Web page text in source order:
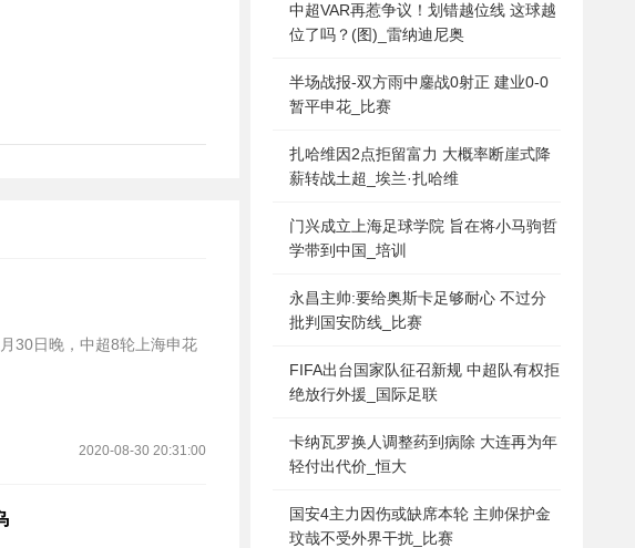
30日晚，中超8轮上海申花
2020-08-30 20:31:00
中超VAR再惹争议！划错越位线 这球越
位了吗？(图)_雷纳迪尼奥
半场战报-双方雨中鏖战0射正 建业0-0
暂平申花_比赛
扎哈维因2点拒留富力 大概率断崖式降
薪转战土超_埃兰·扎哈维
门兴成立上海足球学院 旨在将小马驹哲
学带到中国_培训
永昌主帅:要给奥斯卡足够耐心 不过分
批判国安防线_比赛
FIFA出台国家队征召新规 中超队有权拒
绝放行外援_国际足联
卡纳瓦罗换人调整药到病除 大连再为年
轻付出代价_恒大
国安4主力因伤或缺席本轮 主帅保护金
玟哉不受外界干扰_比赛